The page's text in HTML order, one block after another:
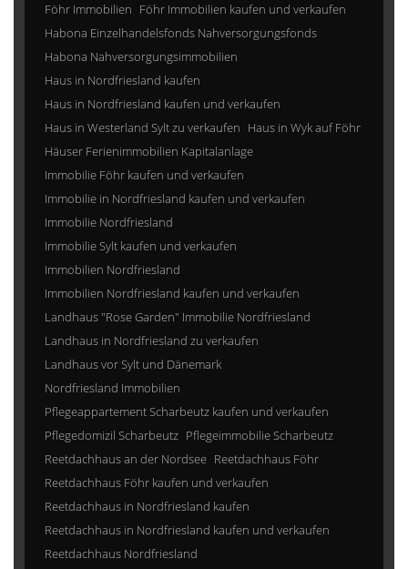
Föhr Immobilien Föhr Immobilien kaufen und verkaufen
Habona Einzelhandelsfonds Nahversorgungsfonds
Habona Nahversorgungsimmobilien
Haus in Nordfriesland kaufen
Haus in Nordfriesland kaufen und verkaufen
Haus in Westerland Sylt zu verkaufen Haus in Wyk auf Föhr
Häuser Ferienimmobilien Kapitalanlage
Immobilie Föhr kaufen und verkaufen
Immobilie in Nordfriesland kaufen und verkaufen
Immobilie Nordfriesland
Immobilie Sylt kaufen und verkaufen
Immobilien Nordfriesland
Immobilien Nordfriesland kaufen und verkaufen
Landhaus "Rose Garden" Immobilie Nordfriesland
Landhaus in Nordfriesland zu verkaufen
Landhaus vor Sylt und Dänemark
Nordfriesland Immobilien
Pflegeappartement Scharbeutz kaufen und verkaufen
Pflegedomizil Scharbeutz Pflegeimmobilie Scharbeutz
Reetdachhaus an der Nordsee Reetdachhaus Föhr
Reetdachhaus Föhr kaufen und verkaufen
Reetdachhaus in Nordfriesland kaufen
Reetdachhaus in Nordfriesland kaufen und verkaufen
Reetdachhaus Nordfriesland